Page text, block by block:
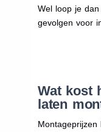
Wel loop je
gevolgen voor
Wat kost
laten